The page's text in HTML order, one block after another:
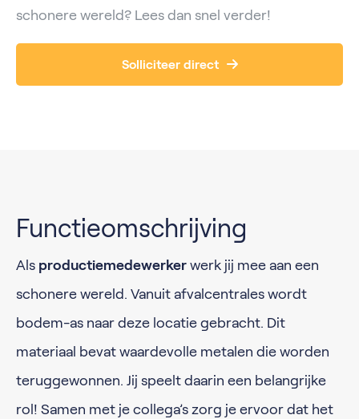
schonere wereld? Lees dan snel verder!
Solliciteer direct
Functieomschrijving
Als productiemedewerker werk jij mee aan een
schonere wereld. Vanuit afvalcentrales wordt
bodem-as naar deze locatie gebracht. Dit
materiaal bevat waardevolle metalen die worden
teruggewonnen. Jij speelt daarin een belangrijke
rol! Samen met je collega’s zorg je ervoor dat het